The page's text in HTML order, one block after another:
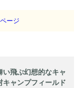
ージ
飛ぶ幻想的なキャ
キャンプフィールド